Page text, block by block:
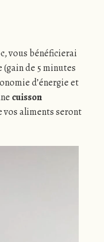
vous bénéficierai
de 5 minutes
d’énergie et
cuisson
vos aliments seront